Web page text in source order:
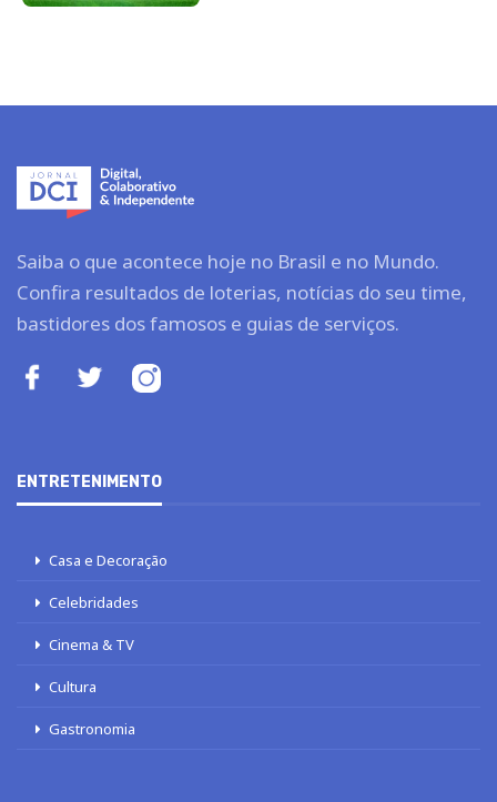
Saiba o que acontece hoje no Brasil e no Mundo.
Confira resultados de loterias, notícias do seu time,
bastidores dos famosos e guias de serviços.
ENTRETENIMENTO
Casa e Decoração
Celebridades
Cinema & TV
Cultura
Gastronomia